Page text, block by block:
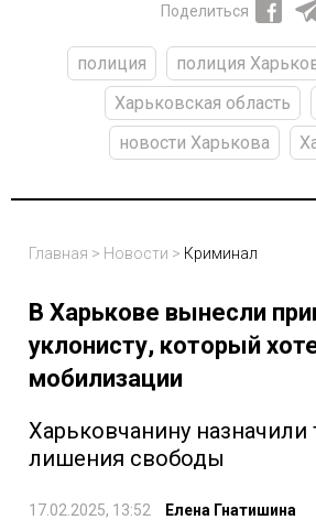
Поделиться
полиция полиция
Харьковская область
новости Харькова
Главная > Новости > Криминал
В Харькове вынесли
уклонисту, который
мобилизации
Харьковчанину назначили
лишения свободы
17.02.2025, 13:52 Елена Гнатишина